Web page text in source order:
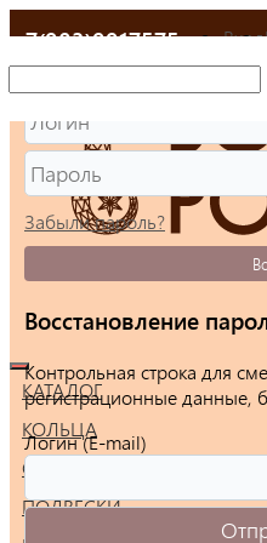
+7(903)9917575
КАТАЛОГ
КОЛЬЦА
СЕРЬГИ
ПОДВЕСКИ
Вход
Забыли пароль?
Восстановление
Контрольная строка для
регистрационные данные,
Логин (E-mail)